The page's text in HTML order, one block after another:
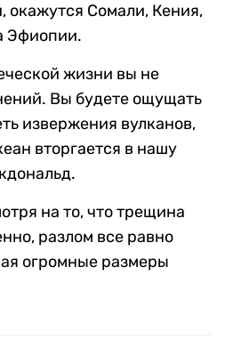
окажутся Сомали, Кения,
Эфиопии.
жизни вы не
Вы будете ощущать
извержения вулканов,
вторгается в нашу
на то, что трещина
разлом все равно
огромные размеры